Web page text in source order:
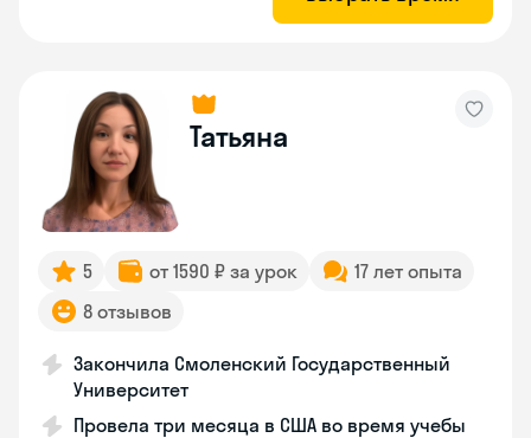
Татьяна
5 от 1590 ₽ за урок
17 лет опыта
8 отзывов
Закончила Смоленский Государственный
Университет
Провела три месяца в США во время учебы